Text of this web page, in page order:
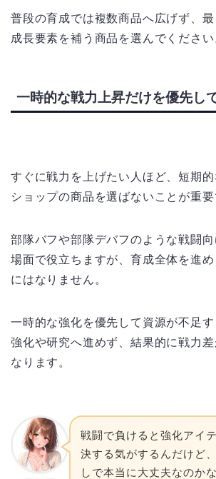
普段の育成では複数商品へ広げず、
成長要素を補う商品を選んでください
一時的な戦力上昇だけを優先し
すぐに戦力を上げたい人ほど、短期
ショップの商品を選ばないことが重要
部隊バフや部隊デバフのような戦闘
場面で役立ちますが、育成全体を進め
にはなりません。
一時的な強化を優先して資源が不足
強化や研究へ進めず、結果的に戦力
なります。
戦闘で負けると強化アイ
決する気がするんだけど
しで本当に大丈夫なのか